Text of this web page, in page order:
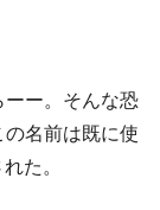
ー。そんな恐
名前は既に使
た。